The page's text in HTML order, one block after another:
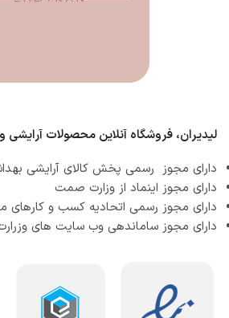
لیدیران، فروشگاه آنلاین محصولات آرایشی
دارای مجوز رسمی پخش کالای آرایشی
دارای مجوز اینماد از وزارت صمت
دارای مجوز رسمی اتحادیه کسب و کارهای
دارای مجوز ساماندهی وب سایت های